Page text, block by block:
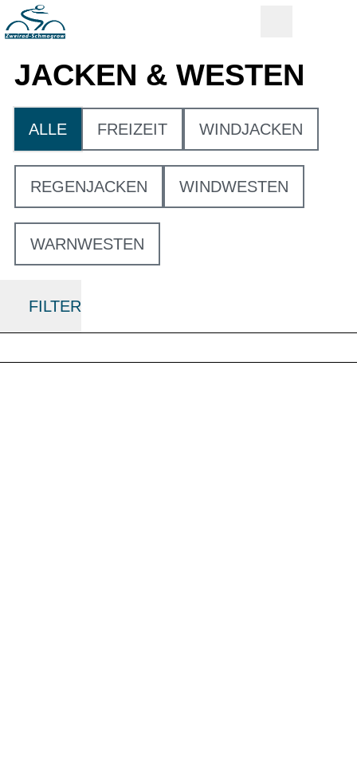
JACKEN & WESTEN
ALLE FREIZEIT WINDJACKEN
REGENJACKEN WINDWESTEN
WARNWESTEN
FILTER